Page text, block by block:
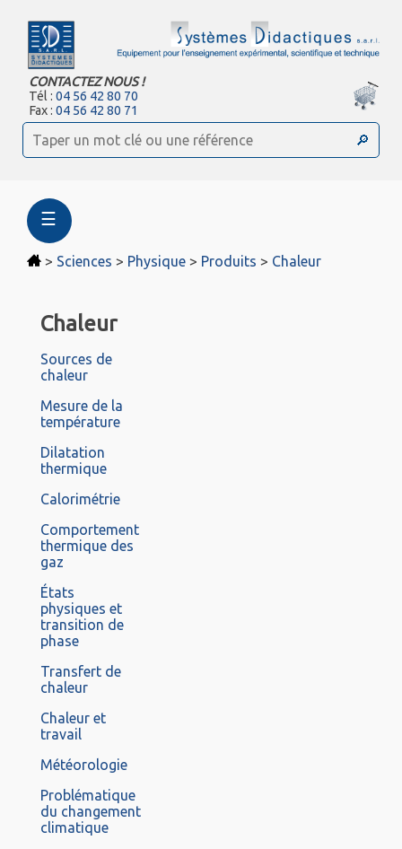
CONTACTEZ NOUS !
Tél :04 56 42 80 70
Fax :04 56 42 80 71
☰
> Sciences > Physique > Produits > Chaleur
Chaleur
Sources de
chaleur
Mesure de la
température
Dilatation
thermique
Calorimétrie
Comportement
thermique des
gaz
États
physiques et
transition de
phase
Transfert de
chaleur
Chaleur et
travail
Météorologie
Problématique
du changement
climatique